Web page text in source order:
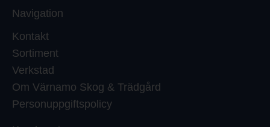
Navigation
Kontakt
Sortiment
Verkstad
Om Värnamo Skog & Trädgård
Personuppgiftspolicy